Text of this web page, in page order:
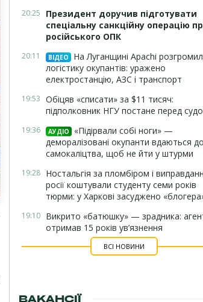
20:25
Президент доручив підготувати
спеціальну санкційну операцію
російського ОПК
20:11 ВІДЕО
На Луганщині Apachi
логістику окупантів: уражено
електростанцію, АЗС і транспорт
19:53 Обіцяв «списати» за $11 тисяч:
підполковник НГУ постане перед
19:36 АУДІО
«Підірвали собі ноги» —
деморалізовані окупанти вдаються до
самокаліцтва, щоб не йти у штурми
19:28 Ностальгія за пломбіром і
росії коштували студенту семи років
тюрми: у Харкові засуджено
19:10 Викрито «батюшку» — зрадника:
отримав 15 років ув’язнення
ВСІ НОВИНИ
ВАКАНСІЇ